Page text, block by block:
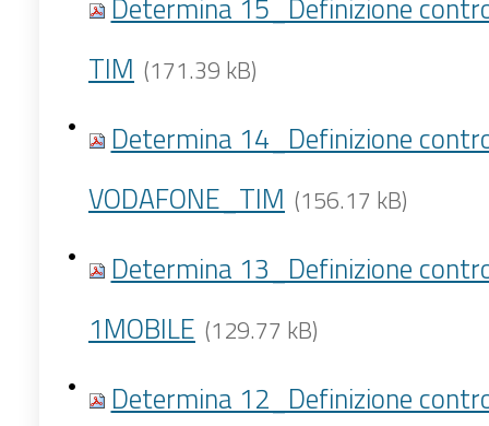
TIM (171.39 kB)
Determina 14_Definizione
VODAFONE_TIM (156.17 kB)
Determina 13_Definizione
1MOBILE (129.77 kB)
Determina 12_Definizione